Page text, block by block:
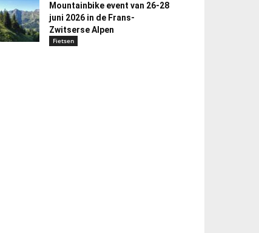
Mountainbike event van 26-28
juni 2026 in de Frans-
Zwitserse Alpen
Fietsen